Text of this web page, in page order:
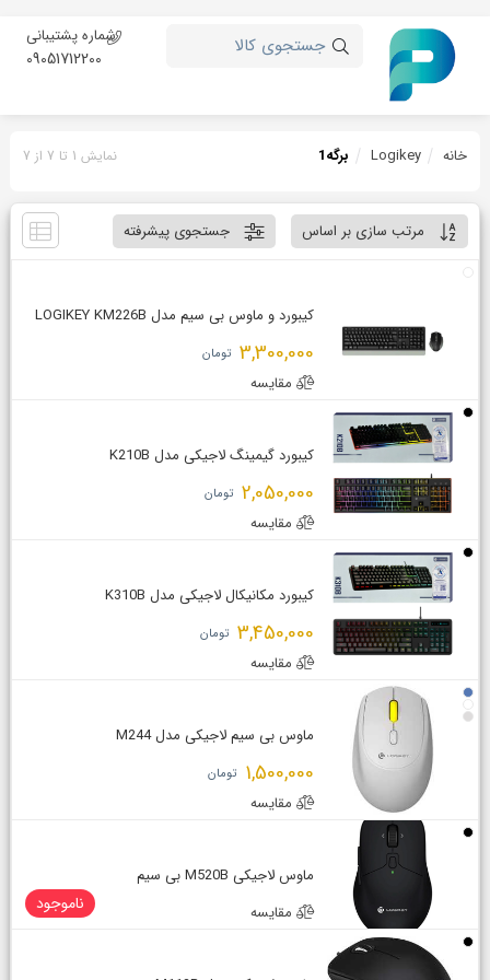
شماره پشتیبانی
09051712200 جستجوی کالا
خانه Logikey برگه1 نمایش 1 تا 7 از 7
مرتب سازی بر اساس جستجوی پیشرفته
کیبورد و ماوس بی سیم مدل LOGIKEY KM226B
مقایسه
3,300,000 تومان
کیبورد گیمینگ لاجیکی مدل K210B
مقایسه
2,050,000 تومان
کیبورد مکانیکال لاجیکی مدل K310B
مقایسه
3,450,000 تومان
ماوس بی سیم لاجیکی مدل M244
مقایسه
1,500,000 تومان
ماوس لاجیکی M520B بی سیم
مقایسه
ناموجود